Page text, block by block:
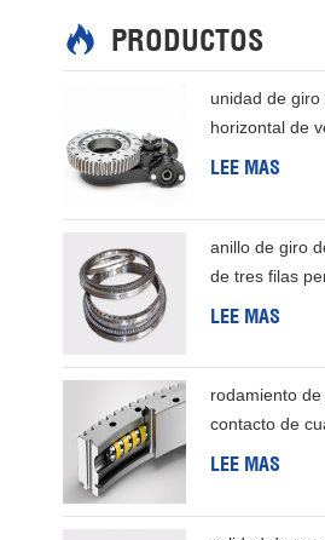
PRODUCTOS
unidad de giro
horizontal de
caliente de alta
LEE MAS
anillo de giro
de tres filas
barato de
LEE MAS
rodamiento
contacto de
de una hilera
LEE MAS